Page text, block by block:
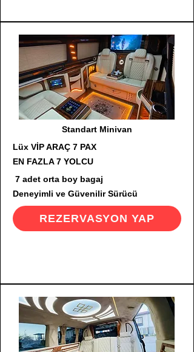
Standart Minivan
Lüx VİP ARAÇ 7 PAX
EN FAZLA 7 YOLCU
7 adet orta boy bagaj
Deneyimli ve Güvenilir Sürücü
REZERVASYON YAP